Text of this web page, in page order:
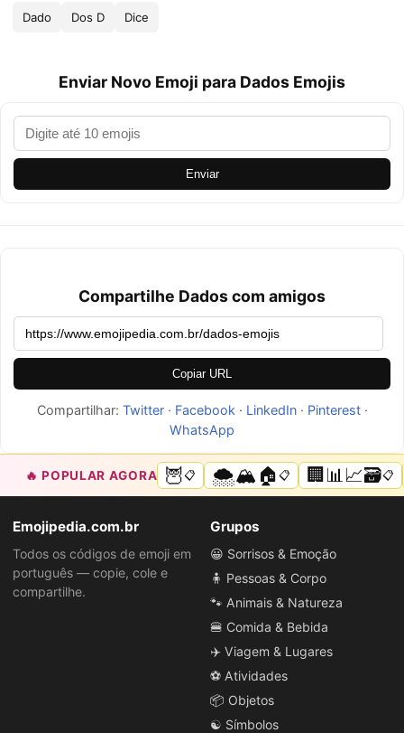
Dado Dos D Dice
Enviar Novo Emoji para Dados Emojis
Enviar
Compartilhe Dados com amigos
Copiar URL
Compartilhar: Twitter· Facebook · LinkedIn· Pinterest·
WhatsApp
🔥 POPULAR AGORA 🦉📋 🌨️🏔️🏠📋 🏢📊📈🗃️📋
Emojipedia.com.br
Todos os códigos de emoji em
português — copie, cole e
compartilhe.
Grupos
😀 Sorrisos & Emoção
🧍 Pessoas & Corpo
🐾 Animais & Natureza
🍔 Comida & Bebida
✈️ Viagem & Lugares
⚽ Atividades
📦 Objetos
☯️ Símbolos